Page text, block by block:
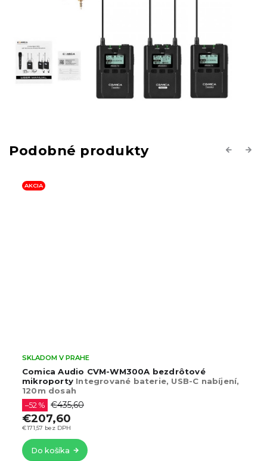
Previous
AKCIA
Comica Audio CVM-WM300A bezdrôtové
mikroporty Integrované baterie, USB-C nabíjení,
120m dosah
SKLADOM V PRAHE
€171,57 bez DPH
–52 % €435,60
€207,60
Do košíka
Next